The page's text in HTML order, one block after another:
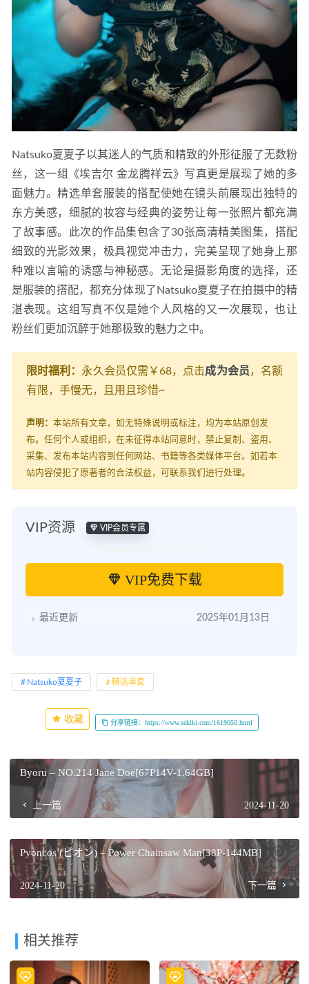
Natsuko夏夏子以其迷人的气质和精致的外形征服了无数粉
丝，这一组《埃吉尔 金龙腾祥云》写真更是展现了她的多
面魅力。精选单套服装的搭配使她在镜头前展现出独特的
东方美感，细腻的妆容与经典的姿势让每一张照片都充满
了故事感。此次的作品集包含了30张高清精美图集，搭配
细致的光影效果，极具视觉冲击力，完美呈现了她身上那
种难以言喻的诱惑与神秘感。无论是摄影角度的选择，还
是服装的搭配，都充分体现了Natsuko夏夏子在拍摄中的精
湛表现。这组写真不仅是她个人风格的又一次展现，也让
粉丝们更加沉醉于她那极致的魅力之中。
限时福利： 永久会员仅需￥68，点击成为会员，名额
有限，手慢无，且用且珍惜~
声明： 本站所有文章，如无特殊说明或标注，均为本站原创发
布。任何个人或组织，在未征得本站同意时，禁止复制、盗用、
采集、发布本站内容到任何网站、书籍等各类媒体平台。如若本
站内容侵犯了原著者的合法权益，可联系我们进行处理。
VIP资源 VIP会员专属
VIP免费下载
最近更新 2025年01月13日
Natsuko夏夏子 精选单套
收藏 分享链接：https://www.sekiki.com/1619050.html
Byoru – NO.214 Jane Doe[67P14V-1.64GB]
上一篇 2024-11-20
Pyoncos (ピオン) – Power Chainsaw Man[38P-144MB]
2024-11-20 下一篇
相关推荐